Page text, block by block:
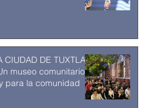
CIUDAD DE TUXTLA
museo comunitario
para la comunidad